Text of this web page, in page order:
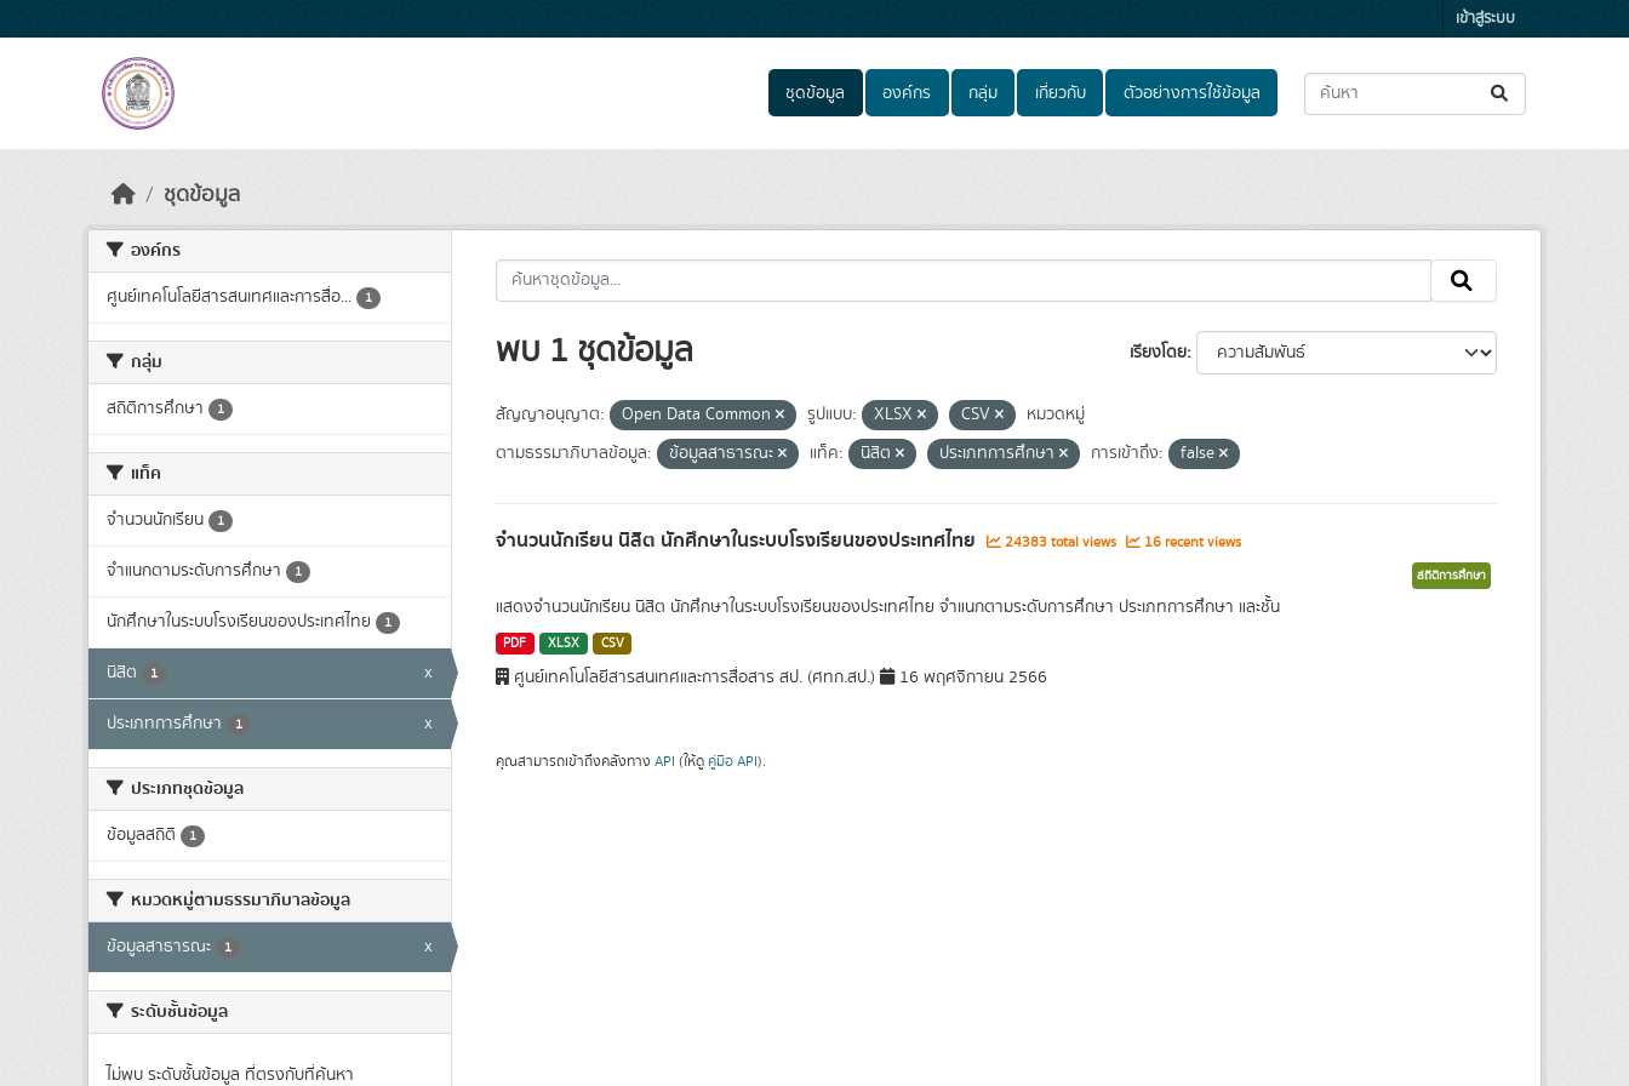
เข้าสู่ระบบ
ชุดข้อมูล องค์กร กลุ่ม เกี่ยวกับ ตัวอย่างการใช้ข้อมูล
ชุดข้อมูล
องค์กร
ศูนย์เทคโนโลยีสารสนเทศและการสื่อ... 1
กลุ่ม
สถิติการศึกษา 1
แท็ค
จำนวนนักเรียน 1
จำแนกตามระดับการศึกษา 1
นักศึกษาในระบบโรงเรียนของประเทศไทย 1
นิสิต 1 x
ประเภทการศึกษา 1 x
ประเภทชุดข้อมูล
ข้อมูลสถิติ 1
หมวดหมู่ตามธรรมาภิบาลข้อมูล
ข้อมูลสาธารณะ 1 x
ระดับชั้นข้อมูล
ไม่พบ ระดับชั้นข้อมูล ที่ตรงกับที่ค้นหา
เรียงโดย
พบ 1 ชุดข้อมูล
สัญญาอนุญาต: Open Data Common รูปแบบ: XLSX CSV
หมวดหมู่
ตามธรรมาภิบาลข้อมูล:
ข้อมูลสาธารณะ แท็ค: นิสิต ประเภทการศึกษา การเข้าถึง: false
จำนวนนักเรียน นิสิต นักศึกษาในระบบโรงเรียนของประเทศไทย 24383 total views 16 recent views
สถิติการศึกษา
แสดงจำนวนนักเรียน นิสิต นักศึกษาในระบบโรงเรียนของประเทศไทย จำแนกตามระดับการศึกษา ประเภทการศึกษา และชั้น
PDF XLSX CSV
ศูนย์เทคโนโลยีสารสนเทศและการสื่อสาร สป. (ศทก.สป.) 16 พฤศจิกายน 2566
คุณสามารถเข้าถึงคลังทาง API (ให้ดู คู่มือ API).